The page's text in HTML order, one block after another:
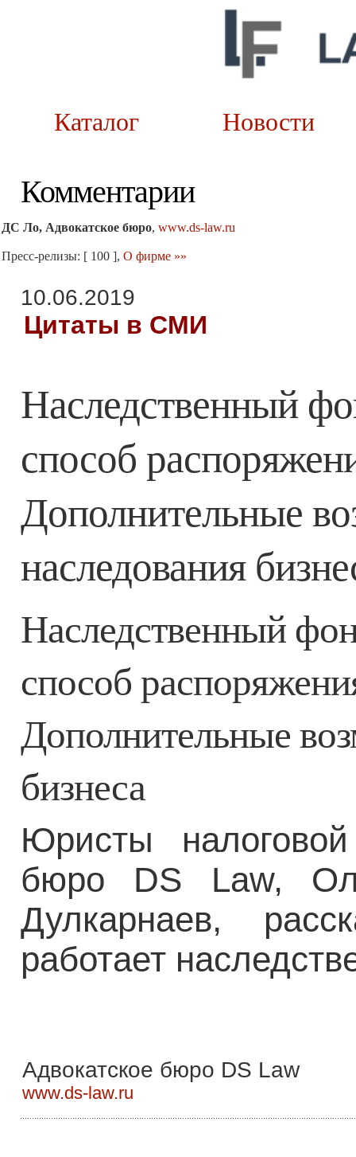
Каталог
Комментарии
ДС Ло, Адвокатское бюро, www.ds-law.ru
Пресс-релизы: [ 100 ], О фирме »»
10.06.2019
Цитаты в СМИ
Наследственный
способ
Дополнительные
наследования
Наследственный
способ
Дополнительные
бизнеса
Юристы налоговой
бюро DS Law,
Дулкарнаев,
работает
Адвокатское бюро DS Law
www.ds-law.ru